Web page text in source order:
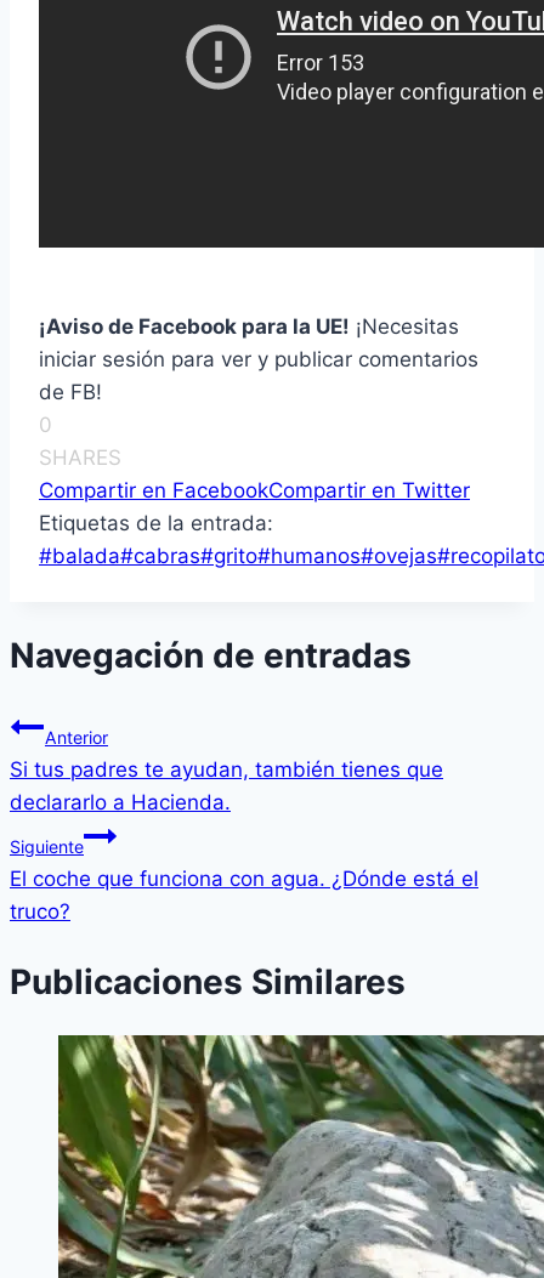
¡Aviso de Facebook para la UE! ¡Necesitas
iniciar sesión para ver y publicar comentarios
de FB!
0
SHARES
Compartir en FacebookCompartir en Twitter
Etiquetas de la entrada:
#balada#cabras#grito#humanos#ovejas#
Navegación de entradas
Anterior
Si tus padres te ayudan, también tienes que
declararlo a Hacienda.
Siguiente
El coche que funciona con agua. ¿Dónde está el
truco?
Publicaciones Similares